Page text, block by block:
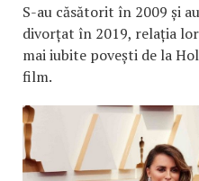
S-au căsătorit în 2009 și
divorțat în 2019, relația
mai iubite povești de la
film.